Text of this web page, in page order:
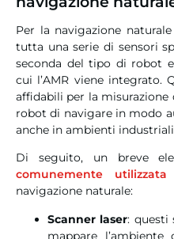
Per la navigazione
tutta una serie di sensori
seconda del tipo di robot e
cui l’AMR viene integrato.
affidabili per la misurazione
robot di navigare in modo
anche in ambienti
Di seguito, un breve
comunemente
navigazione naturale:
Scanner laser: questi
mappare l’ambiente